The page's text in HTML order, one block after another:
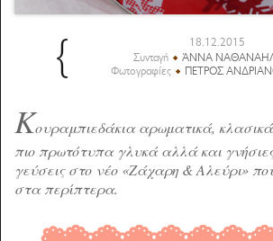
{ 18.12.2015
Συνταγή
ΆΝΝΑ
Φωτογραφίες
ΠΕΤΡΟΣ
Κουραμπιεδάκια αρωματικά,
πιο πρωτότυπα γλυκά αλλά και
γεύσεις στο νέο «Ζάχαρη & Αλεύρι»
στα περίπτερα.